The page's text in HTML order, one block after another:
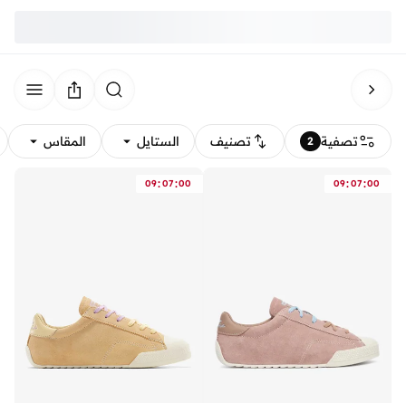
تصفية 2 تصنيف الستايل المقاس
09:07:00
09:07:00